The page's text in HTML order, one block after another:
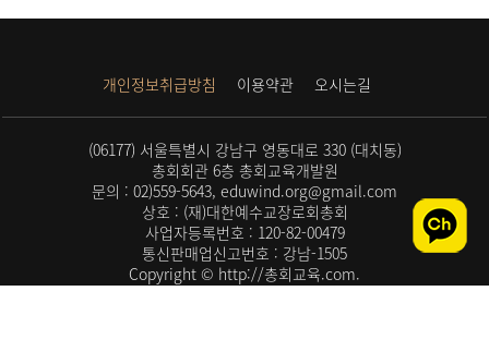
개인정보취급방침 이용약관 오시는길
(06177) 서울특별시 강남구 영동대로 330 (대치동)
총회회관 6층 총회교육개발원
문의 : 02)559-5643, eduwind.org@gmail.com
상호 : (재)대한예수교장로회총회
사업자등록번호 : 120-82-00479
통신판매업신고번호 : 강남-1505
Copyright © http://총회교육.com.